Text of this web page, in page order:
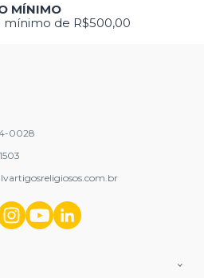
MÍNIMO
mínimo de R$500,00
0028